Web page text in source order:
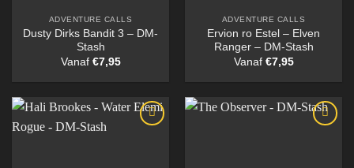
ADVENTURE CALLS
Dusty Dirks Bandit 3 – DM-
Stash
Vanaf €7,95
ADVENTURE CALLS
Ervion ro Estel – Elven
Ranger – DM-Stash
Vanaf €7,95